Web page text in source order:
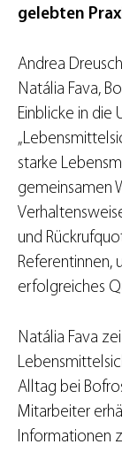
gelebten
Andrea
Natália Fava,
Einblicke in die
starke
gemeinsamen
und
Referentinnen,
erfolgreiches
Natália Fava
Alltag bei
Mitarbeiter
Informationen